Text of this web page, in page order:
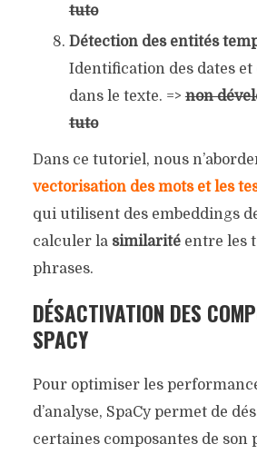
tuto
Détection des entités
Identification des dates et
dans le texte. =>non
tuto
Dans ce tutoriel, nous
vectorisation des mots et les
qui utilisent des embeddings
calculer la similaritéentre les
phrases.
DÉSACTIVATION DES
SPACY
Pour optimiser les
d’analyse, SpaCy permet de
certaines composantes de son